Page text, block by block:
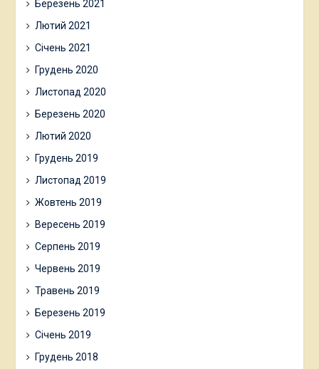
Березень 2021
Лютий 2021
Січень 2021
Грудень 2020
Листопад 2020
Березень 2020
Лютий 2020
Грудень 2019
Листопад 2019
Жовтень 2019
Вересень 2019
Серпень 2019
Червень 2019
Травень 2019
Березень 2019
Січень 2019
Грудень 2018